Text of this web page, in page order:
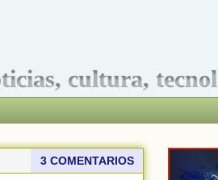
cultura,
3 COMENTARIOS